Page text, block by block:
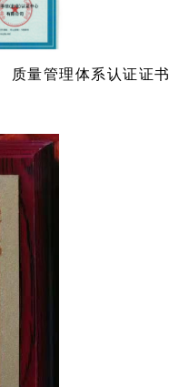
质量管理体系认证证书